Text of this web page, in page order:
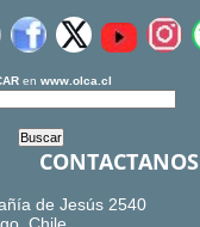
en www.olca.cl
CONTACTANOS
de Jesús 2540